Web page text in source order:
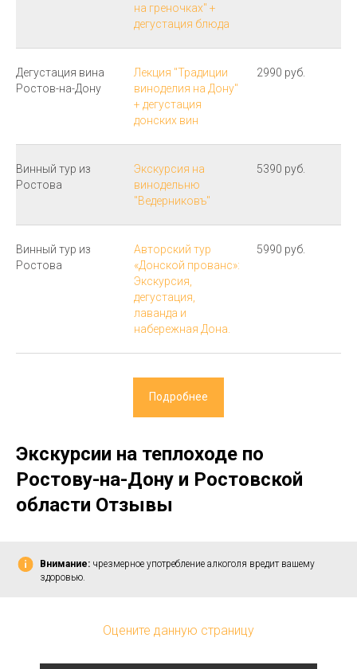
на греночках" +
дегустация блюда
Дегустация вина
Ростов-на-Дону
Лекция "Традиции
виноделия на Дону"
+ дегустация
донских вин
2990 руб.
Винный тур из
Ростова
Экскурсия на
винодельню
"Ведерниковъ"
5390 руб.
Винный тур из
Ростова
Авторский тур
«Донской прованс»:
Экскурсия,
дегустация,
лаванда и
набережная Дона.
5990 руб.
Подробнее
Экскурсии на теплоходе по
Ростову-на-Дону и Ростовской
области Отзывы
Внимание: чрезмерное употребление алкоголя вредит вашему
здоровью.
Оцените данную страницу